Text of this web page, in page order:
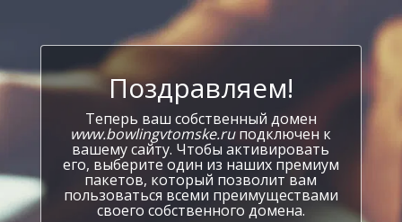
Поздравляем!
Теперь ваш собственный домен
www.bowlingvtomske.ruподключен к
вашему сайту. Чтобы активировать
его, выберите один из наших премиум
пакетов, который позволит вам
пользоваться всеми преимуществами
своего собственного домена.